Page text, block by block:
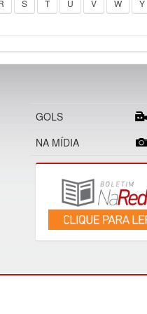
S T U V W Y
GOLS
NA MÍDIA